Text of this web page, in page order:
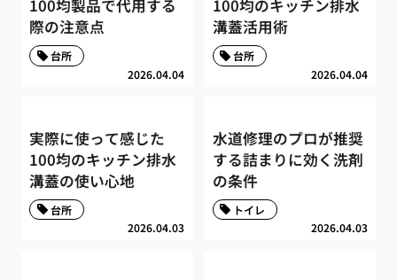
100均製品で代用する
際の注意点
2026.04.04
台所
100均のキッチン排水
溝蓋活用術
2026.04.04
台所
実際に使って感じた
100均のキッチン排水
溝蓋の使い心地
2026.04.03
台所
水道修理のプロが推奨
する詰まりに効く洗剤
の条件
2026.04.03
トイレ